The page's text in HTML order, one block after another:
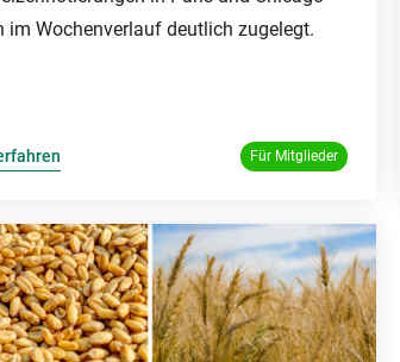
im Wochenverlauf deutlich zugelegt.
Für Mitglieder